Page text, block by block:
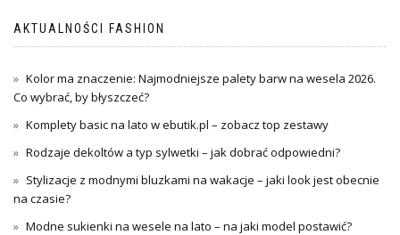
AKTUALNOŚCI FASHION
Kolor ma znaczenie: Najmodniejsze palety barw na wesela 2026.
Co wybrać, by błyszczeć?
Komplety basic na lato w ebutik.pl – zobacz top zestawy
Rodzaje dekoltów a typ sylwetki – jak dobrać odpowiedni?
Stylizacje z modnymi bluzkami na wakacje – jaki look jest obecnie
na czasie?
Modne sukienki na wesele na lato – na jaki model postawić?